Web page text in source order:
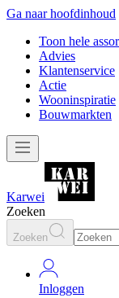
Ga naar hoofdinhoud
Toon hele
Advies
Klantenservice
Actie
Wooninspiratie
Bouwmarkten
Karwei
Zoeken
Zoeken
Inloggen